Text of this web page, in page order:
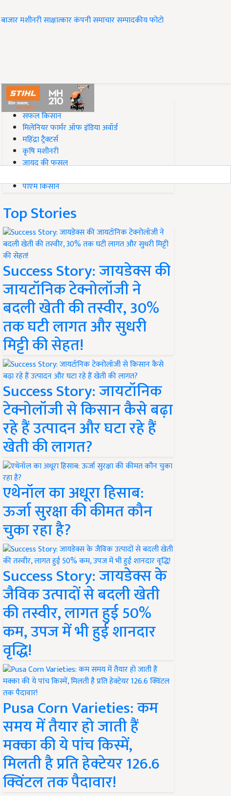
बाजारमशीनरीसाक्षात्कारकंपनी समाचारसम्पादकीयफोटो
#Top on Krishi Jagran
सफल किसान
मिलेनियर फार्मर ऑफ इंडिया अवॉर्ड
महिंद्रा ट्रैक्टर्स
कृषि मशीनरी
जायद की फसल
पीएम किसान
Top Stories
Success Story: जायडेक्स की
जायटॉनिक टेक्नोलॉजी ने
बदली खेती की तस्वीर, 30%
तक घटी लागत और सुधरी
मिट्टी की सेहत!
Success Story: जायटॉनिक
टेक्नोलॉजी से किसान कैसे बढ़ा
रहे हैं उत्पादन और घटा रहे हैं
खेती की लागत?
एथेनॉल का अधूरा हिसाब:
ऊर्जा सुरक्षा की कीमत कौन
चुका रहा है?
Success Story: जायडेक्स के
जैविक उत्पादों से बदली खेती
की तस्वीर, लागत हुई 50%
कम, उपज में भी हुई शानदार
वृद्धि!
Pusa Corn Varieties: कम
समय में तैयार हो जाती हैं
मक्का की ये पांच किस्में,
मिलती है प्रति हेक्टेयर 126.6
क्विंटल तक पैदावार!